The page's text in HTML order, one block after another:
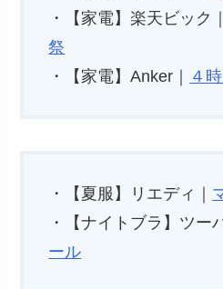
・【家電】楽天ビック｜
祭
・【家電】Anker｜ ４
・【夏服】リエディ｜
・【ナイトブラ】ツー
ール